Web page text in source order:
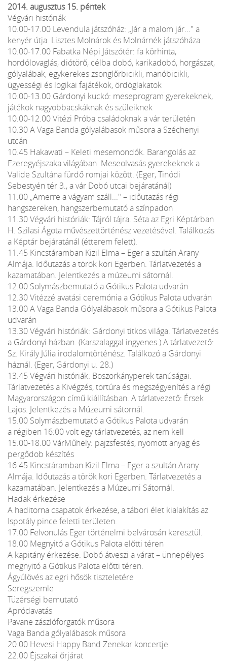
2014. augusztus 15. péntek
Végvári históriák
10.00-17.00 Levendula játszóház: „Jár a malom jár..." a
kenyér útja. Lisztes Molnárok és Molnárnék játszóháza
10.00-17.00 Fabatka Népi Játszótér: fa körhinta,
hordólovaglás, diótörő, célba dobó, karikadobó, horgászat,
gólyalábak, egykerekes zsonglőrbicikli, manóbicikli,
ügyességi és logikai fajátékok, ördöglakatok
10.00-13.00 Gárdonyi kuckó: meseprogram gyerekeknek,
játékok nagyobbacskáknak és szüleiknek
10.00-12.00 Vitézi Próba családoknak a vár területén
10.30 A Vaga Banda gólyalábasok műsora a Széchenyi
utcán
10.45 Hakawati – Keleti mesemondók. Barangolás az
Ezeregyéjszaka világában. Meseolvasás gyerekeknek a
Valide Szultána fürdő romjai között. (Eger, Tinódi
Sebestyén tér 3., a vár Dobó utcai bejáratánál)
11.00 „Amerre a vágyam száll..." – időutazás régi
hangszereken, hangszerbemutató a színpadon
11.30 Végvári históriák: Tájról tájra. Séta az Egri Képtárban
H. Szilasi Ágota művészettörténész vezetésével. Találkozás
a Képtár bejáratánál (étterem felett).
11.45 Kincstáramban Kizil Elma – Eger a szultán Arany
Almája. Időutazás a török kori Egerben. Tárlatvezetés a
kazamatában. Jelentkezés a múzeumi sátornál.
12.00 Solymászbemutató a Gótikus Palota udvarán
12.30 Vitézzé avatási ceremónia a Gótikus Palota udvarán
13.00 A Vaga Banda Gólyalábasok műsora a Gótikus Palota
udvarán
13.30 Végvári históriák: Gárdonyi titkos világa. Tárlatvezetés
a Gárdonyi házban. (Karszalaggal ingyenes.) A tárlatvezető:
Sz. Király Júlia irodalomtörténész. Találkozó a Gárdonyi
háznál. (Eger, Gárdonyi u. 28.)
13.45 Végvári históriák: Boszorkányperek tanúságai.
Tárlatvezetés a Kivégzés, tortúra és megszégyenítés a régi
Magyarországon című kiállításban. A tárlatvezető: Érsek
Lajos. Jelentkezés a Múzeumi sátornál.
15.00 Solymászbemutató a Gótikus Palota udvarán
a régiben 16:00 volt egy tárlatvezetés, az nem kell
15.00-18.00 VárMűhely: pajzsfestés, nyomott anyag és
pergődob készítés
16.45 Kincstáramban Kizil Elma – Eger a szultán Arany
Almája. Időutazás a török kori Egerben. Tárlatvezetés a
kazamatában. Jelentkezés a Múzeumi Sátornál.
Hadak érkezése
A haditorna csapatok érkezése, a tábori élet kialakítás az
Ispotály pince feletti területen.
17.00 Felvonulás Eger történelmi belvárosán keresztül.
18.00 Megnyitó a Gótikus Palota előtti téren
A kapitány érkezése. Dobó átveszi a várat – ünnepélyes
megnyitó a Gótikus Palota előtti téren.
Ágyúlövés az egri hősök tiszteletére
Seregszemle
Tüzérségi bemutató
Apródavatás
Pavane zászlóforgatók műsora
Vaga Banda gólyalábasok műsora
20.00 Hevesi Happy Band Zenekar koncertje
22.00 Éjszakai őrjárat